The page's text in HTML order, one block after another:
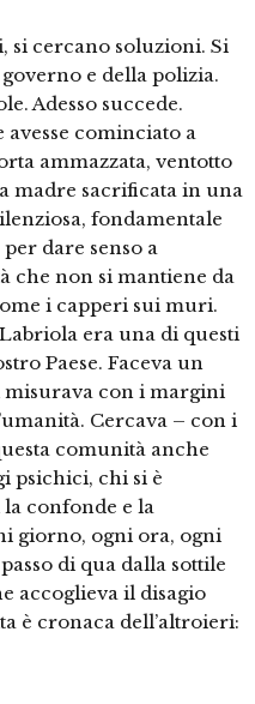
si cercano soluzioni. Si
e della polizia.
Adesso succede.
cominciato a
ammazzata, ventotto
madre sacrificata in una
fondamentale
dare senso a
che non si mantiene da
i capperi sui muri.
era una di questi
Paese. Faceva un
con i margini
Cercava – con i
comunità anche
psichici, chi si è
confonde e la
giorno, ogni ora, ogni
di qua dalla sottile
accoglieva il disagio
è cronaca dell’altroieri: